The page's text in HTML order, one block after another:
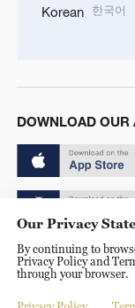
Korean 한국어
DOWNLOAD OUR
Copyright © 2024
京ICP备20000184号
Our Privacy
By continuing to
Privacy Policy and
through your browser.